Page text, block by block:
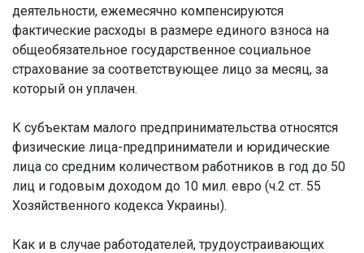
деятельности, ежемесячно компенсируются
фактические расходы в размере единого взноса на
общеобязательное государственное социальное
страхование за соответствующее лицо за месяц, за
который он уплачен.
К субъектам малого предпринимательства относятся
физические лица-предприниматели и юридические
лица со средним количеством работников в год до 50
лиц и годовым доходом до 10 мил. евро (ч.2 ст. 55
Хозяйственного кодекса Украины).
Как и в случае работодателей, трудоустраивающих